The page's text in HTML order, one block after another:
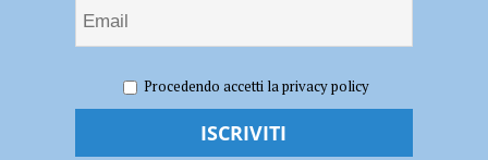
Piacenza, nuova stagione alle porte: il 20 settembre la presentazione
Bakery Piacenza, nuova stagione alle
Procedendo accetti la privacy policy